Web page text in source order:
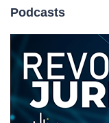
Podcasts